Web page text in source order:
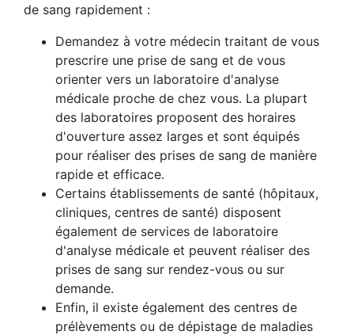
de sang rapidement :
Demandez à votre médecin traitant de vous
prescrire une prise de sang et de vous
orienter vers un laboratoire d'analyse
médicale proche de chez vous. La plupart
des laboratoires proposent des horaires
d'ouverture assez larges et sont équipés
pour réaliser des prises de sang de manière
rapide et efficace.
Certains établissements de santé (hôpitaux,
cliniques, centres de santé) disposent
également de services de laboratoire
d'analyse médicale et peuvent réaliser des
prises de sang sur rendez-vous ou sur
demande.
Enfin, il existe également des centres de
prélèvements ou de dépistage de maladies